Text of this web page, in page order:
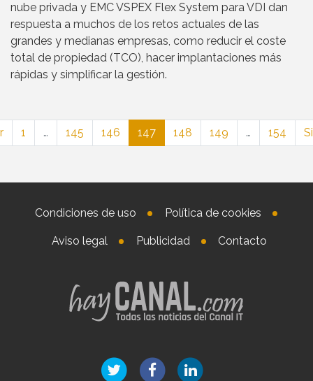
nube privada y EMC VSPEX Flex System para VDI dan
respuesta a muchos de los retos actuales de las
grandes y medianas empresas, como reducir el coste
total de propiedad (TCO), hacer implantaciones más
rápidas y simplificar la gestión.
1 … 145 146 147 148 149 … 154
Condiciones de uso Política de cookies
Aviso legal Publicidad Contacto